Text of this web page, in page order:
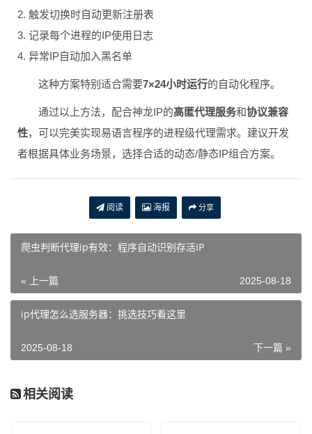
2. 触发切换时自动更新注册表
3. 记录每个进程的IP使用日志
4. 异常IP自动加入黑名单
这种方案特别适合需要7×24小时运行的自动化程序。
通过以上方法，配合神龙IP的高匿代理服务和协议兼容
性，可以完美实现易语言程序的进程级代理需求。建议开发
者根据具体业务场景，选择合适的动态/静态IP组合方案。
阅读 海报 分享
爬虫判断代理ip有效：程序自动识别存活IP
« 上一篇 2025-08-18
ip代理怎么选服务器：挑选技巧看这里
下一篇 »
2025-08-18
相关阅读